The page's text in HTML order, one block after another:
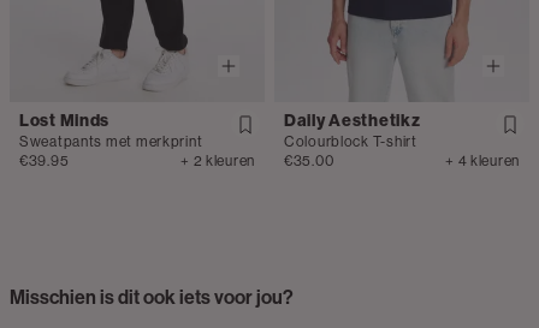
Lost Minds
Sweatpants met merkprint
€39.95
+ 2 kleuren
Daily Aesthetikz
Colourblock T-shirt
€35.00
+ 4 kleuren
Misschien is dit ook iets voor jou?